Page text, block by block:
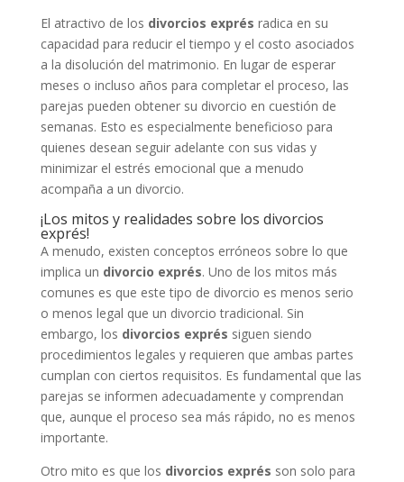
El atractivo de los divorcios exprés radica en su
capacidad para reducir el tiempo y el costo asociados
a la disolución del matrimonio. En lugar de esperar
meses o incluso años para completar el proceso, las
parejas pueden obtener su divorcio en cuestión de
semanas. Esto es especialmente beneficioso para
quienes desean seguir adelante con sus vidas y
minimizar el estrés emocional que a menudo
acompaña a un divorcio.
¡Los mitos y realidades sobre los divorcios
exprés!
A menudo, existen conceptos erróneos sobre lo que
implica un divorcio exprés. Uno de los mitos más
comunes es que este tipo de divorcio es menos serio
o menos legal que un divorcio tradicional. Sin
embargo, los divorcios exprés siguen siendo
procedimientos legales y requieren que ambas partes
cumplan con ciertos requisitos. Es fundamental que las
parejas se informen adecuadamente y comprendan
que, aunque el proceso sea más rápido, no es menos
importante.
Otro mito es que los divorcios exprés son solo para